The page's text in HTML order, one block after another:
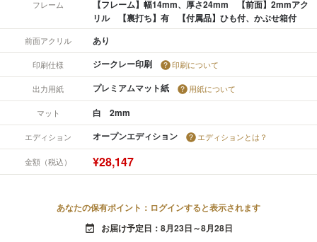
フレーム
【フレーム】幅14mm、厚さ24mm 【前面】2mmアク
リル 【裏打ち】有 【付属品】ひも付、かぶせ箱付
前面アクリル あり
印刷仕様 ジークレー印刷 印刷について
出力用紙 プレミアムマット紙 用紙について
マット 白 2mm
エディション オープンエディション エディションとは？
金額（税込） ¥28,147
あなたの保有ポイント：ログインすると表示されます
event_available お届け予定日：8月23日～8月28日